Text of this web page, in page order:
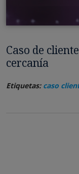
Caso de
cercanía
Etiquetas: caso